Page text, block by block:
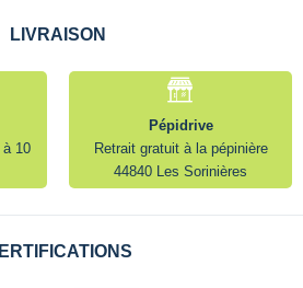
LIVRAISON
10
Pépidrive
Retrait gratuit à la pépinière
44840 Les Sorinières